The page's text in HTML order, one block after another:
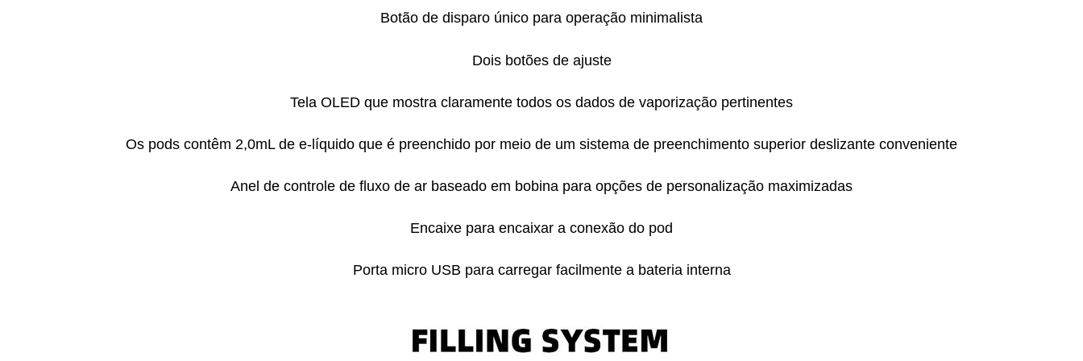
Botão de disparo único para operação minimalista
Dois botões de ajuste
Tela OLED que mostra claramente todos os dados de vaporização pertinentes
Os pods contêm 2,0mL de e-líquido que é preenchido por meio de um sistema de preenchimento superior deslizante conveniente
Anel de controle de fluxo de ar baseado em bobina para opções de personalização maximizadas
Encaixe para encaixar a conexão do pod
Porta micro USB para carregar facilmente a bateria interna